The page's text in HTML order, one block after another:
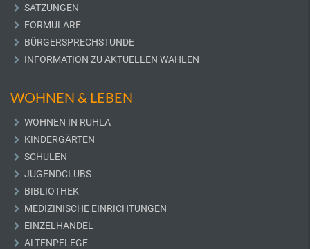
SATZUNGEN
FORMULARE
BÜRGERSPRECHSTUNDE
INFORMATION ZU AKTUELLEN WAHLEN
WOHNEN & LEBEN
WOHNEN IN RUHLA
KINDERGÄRTEN
SCHULEN
JUGENDCLUBS
BIBLIOTHEK
MEDIZINISCHE EINRICHTUNGEN
EINZELHANDEL
ALTENPFLEGE